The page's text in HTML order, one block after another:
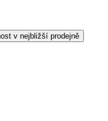
v nejbližší prodejně